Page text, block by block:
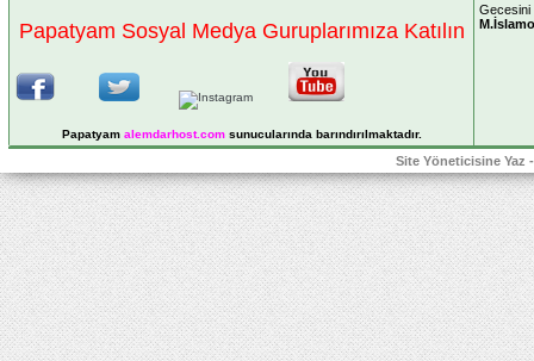
Papatyam Sosyal Medya Guruplarımıza Katılın
Papatyam alemdarhost.comsunucularında barındırılmaktadır.
Gecesini
Site Yöneticisine Yaz